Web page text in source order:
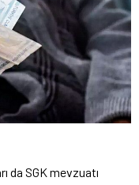
da SGK mevzuatı